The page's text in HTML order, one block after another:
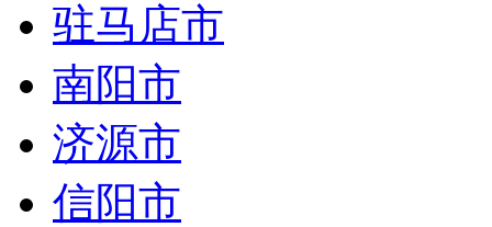
驻马店市
南阳市
济源市
信阳市